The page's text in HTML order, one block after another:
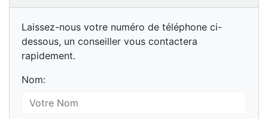
Laissez-nous votre numéro de téléphone ci-
dessous, un conseiller vous contactera
rapidement.
Nom: